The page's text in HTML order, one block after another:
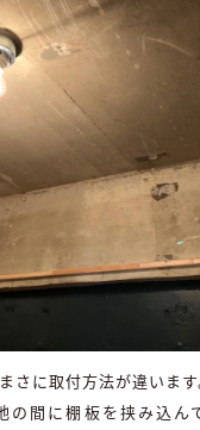
さに取付方法が違います
の間に棚板を挟み込ん